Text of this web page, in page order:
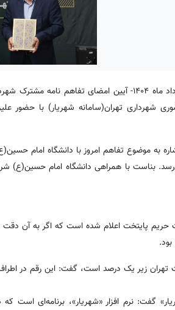
به گزارش خبرنگار شهر، عصر امروز -دوشنبه ۱۲ خرداد ماه ۱۴۰۴-
شهرداری تهران(سامانه شهریار) با حضور
اشاره به موضوع تفاهم امروز با دانشگاه امام
بناست با همراهی دانشگاه امام حسین(ع)
و پنج، ۵۹۸۰ کیلومتر مساحت حریم پایتخت اعلام شده است
یک درصد است، گفت: این رقم در اطراف تهران به ۱۲
گفت: نرم افزار «شهریار»، برنامه‌ای است